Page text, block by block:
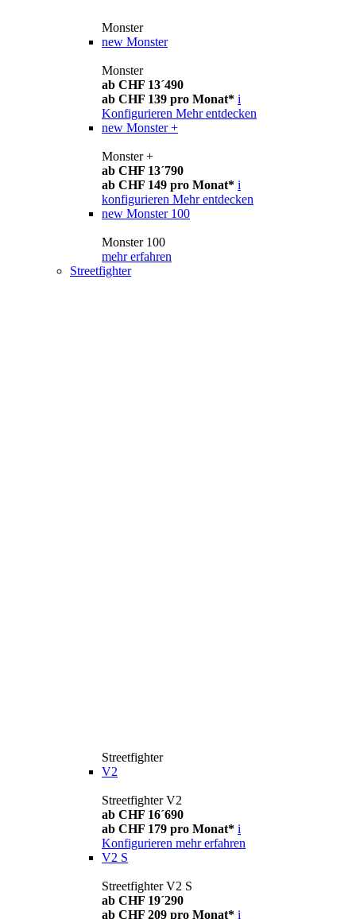
Monster
new Monster
Monster
ab CHF 13´490
ab CHF 139 pro Monat* i
Konfigurieren Mehr entdecken
new Monster +
Monster +
ab CHF 13´790
ab CHF 149 pro Monat* i
konfigurieren Mehr entdecken
new Monster 100
Monster 100
mehr erfahren
Streetfighter
Streetfighter
V2
Streetfighter V2
ab CHF 16´690
ab CHF 179 pro Monat* i
Konfigurieren mehr erfahren
V2 S
Streetfighter V2 S
ab CHF 19´290
ab CHF 209 pro Monat* i